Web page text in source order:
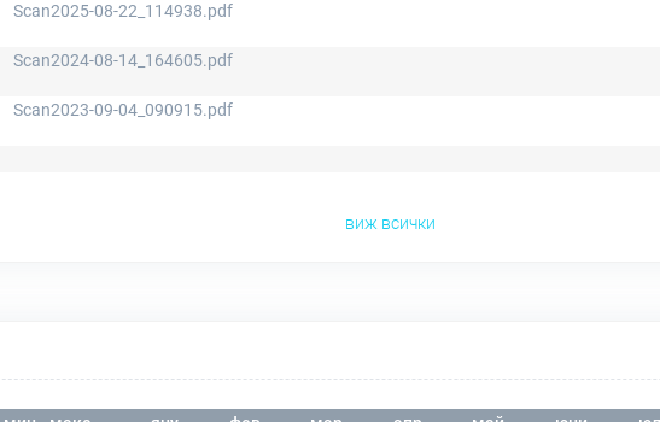
Scan2025-08-22_114938.pdf
Scan2024-08-14_164605.pdf
Scan2023-09-04_090915.pdf
виж всички